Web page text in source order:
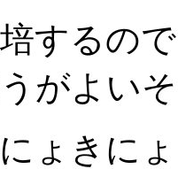
するの
がよい
ょきに